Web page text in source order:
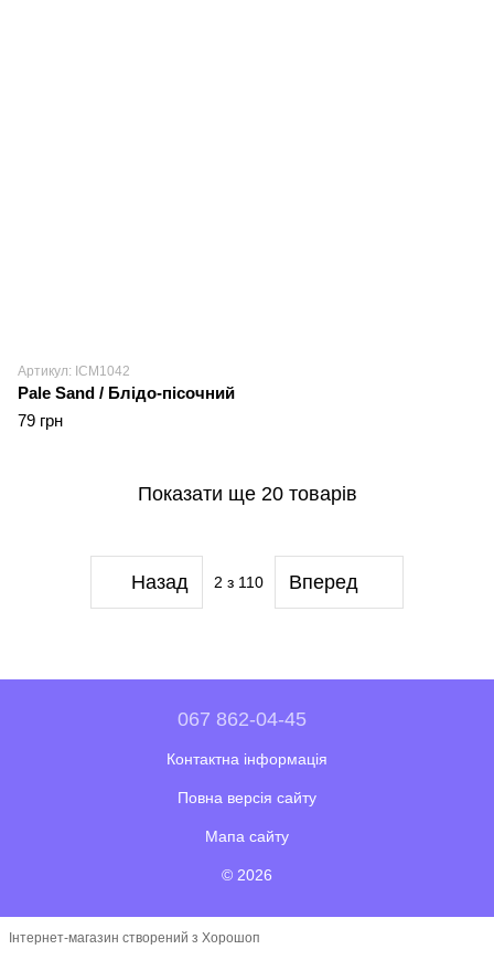
Артикул: ICM1042
Pale Sand / Блідо-пісочний
79 грн
Показати ще 20 товарів
Назад 2 з 110 Вперед
067 862-04-45
Контактна інформація
Повна версія сайту
Мапа сайту
© 2026
Інтернет-магазин створений з Хорошоп